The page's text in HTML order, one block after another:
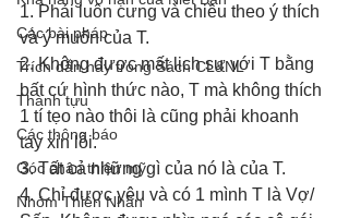
Các bài pháp
Trích dẫn hay trong Sách CL&NL
Thành tựu
Các thông báo
Góc chân thiện mỹ
Nhóm Thiên Nhãn
1. Phải luôn cưng và chiều theo ý thích
và ý muốn của T.
2. Không được mất lịch sự với T bằng
bất cứ hình thức nào, T mà không thích
1 tí tẹo nào thôi là cũng phải khoanh
tay xin lỗi.
3. Tất cả những gì của nó là của T.
4. Chỉ được yêu và có 1 mình T là Vợ/